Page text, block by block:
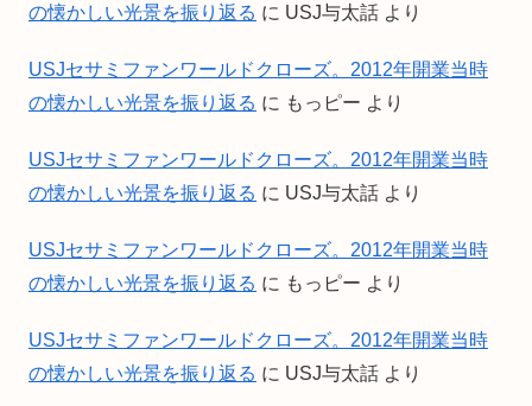
の懐かしい光景を振り返る に USJ与太話 より
USJセサミファンワールドクローズ。2012年開業当時
の懐かしい光景を振り返る に もっピー より
USJセサミファンワールドクローズ。2012年開業当時
の懐かしい光景を振り返る に USJ与太話 より
USJセサミファンワールドクローズ。2012年開業当時
の懐かしい光景を振り返る に もっピー より
USJセサミファンワールドクローズ。2012年開業当時
の懐かしい光景を振り返る に USJ与太話 より